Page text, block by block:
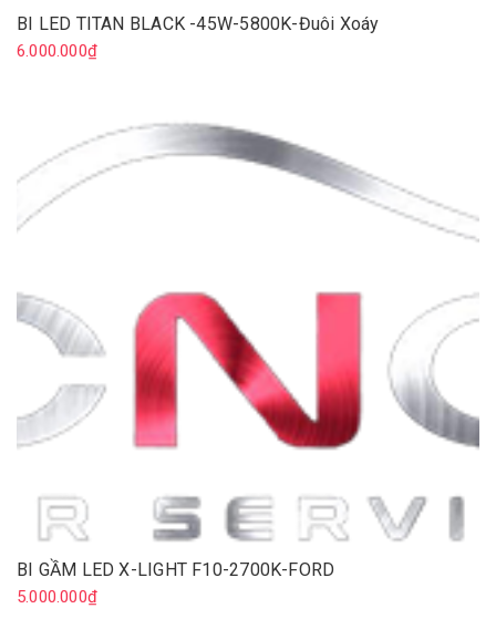
BI LED TITAN BLACK -45W-5800K-Đuôi Xoáy
6.000.000₫
BI GẦM LED X-LIGHT F10-2700K-FORD
5.000.000₫